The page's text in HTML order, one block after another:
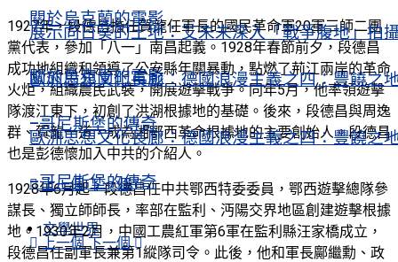
關於烏克蘭的電影
歐洲思想文化長廊：德國浪漫主義之四：豐饒之
–哥尼斯堡的傳奇
上一個 下一個
文學世界
展示向日葵的土地：艾未未深入「戰爭腹地」拍
關於烏克蘭的電影
歐洲思想文化長廊：德國浪漫主義之四：豐饒之
–哥尼斯堡的傳奇
上一個 下一個
1927年，段德昌擔任賀龍任軍長的國民革命軍20軍三師二團
黨代表，參加「八一」南昌起義。1928年春節前夕，段德昌
成功地組織和領導了公安縣年關暴動，點燃了荊江兩岸的革命
火炬，組織農民武裝，開展遊擊戰爭。同年5月，他率領遊擊
隊渡江東下，初創了洪湖根據地的基礎。後來，段德昌與周逸
群、賀龍一道，成為湘鄂西革命根據地的主要創始人。段德昌
也是彭德懷加入中共的介紹人。
1928年6月起，段德昌任中共鄂西特委委員，鄂西遊擊總隊參
謀長、獨立師師長，率部在監利、沔陽交界地區創建遊擊根據
地。1930年2月，中國工農紅軍第6軍在監利縣汪家橋成立，
段德昌任副軍長兼第1縱隊司令。此後，他和軍長鄺繼勳、政